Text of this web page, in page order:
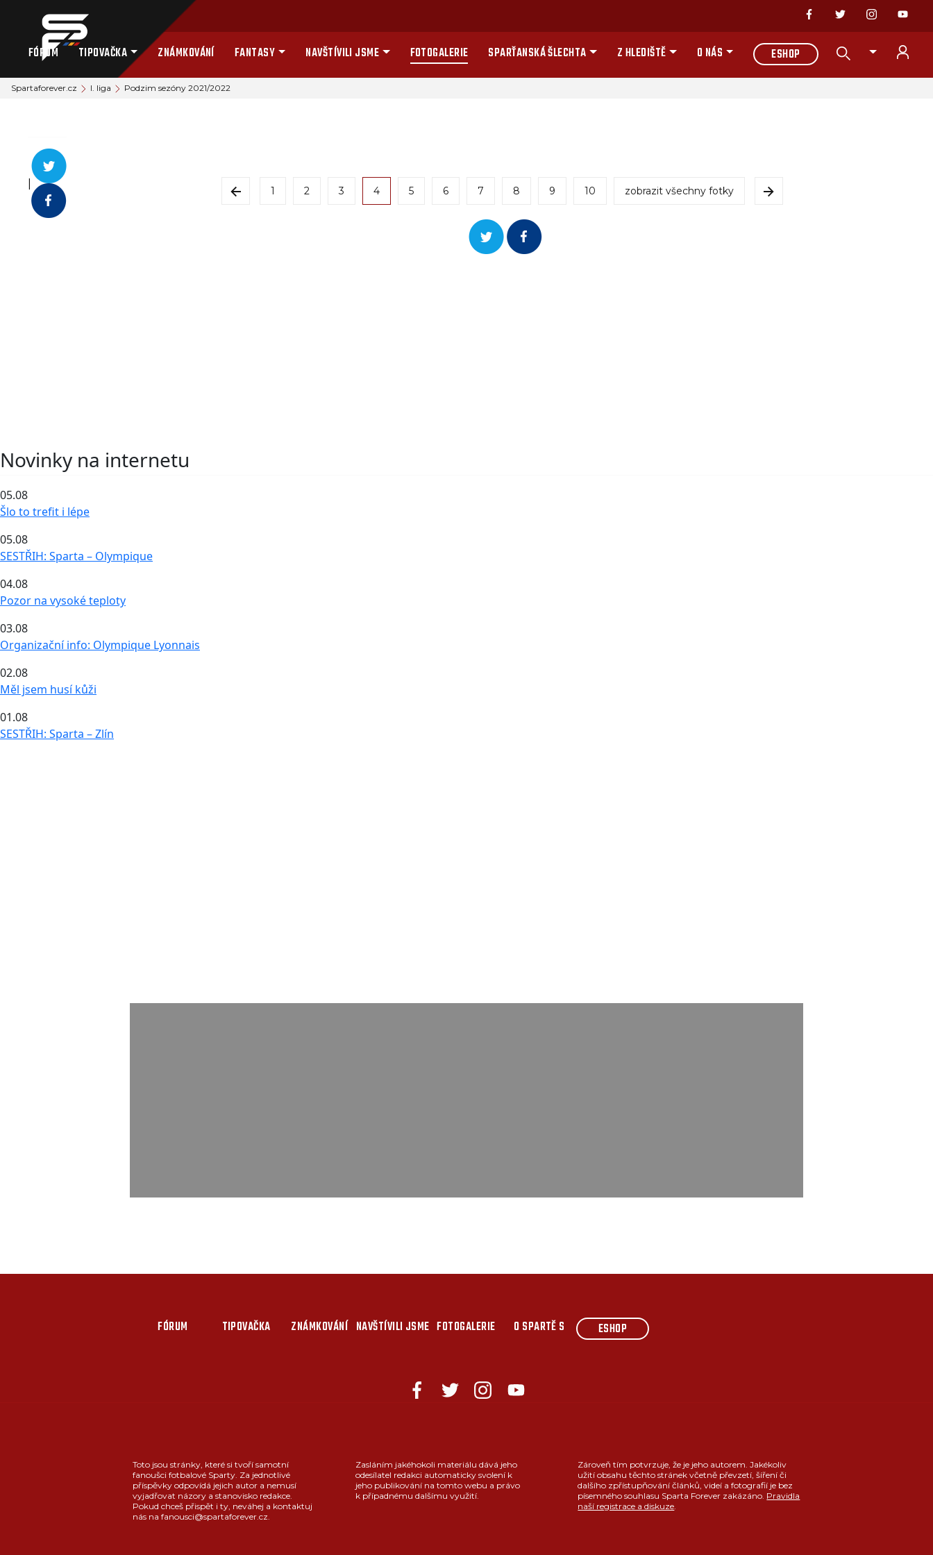
FÓRUM TIPOVAČKA ZNÁMKOVÁNÍ FANTASY NAVŠTÍVILI JSME FOTOGALERIE SPARŤANSKÁ ŠLECHTA Z HLEDIŠTĚ O NÁS ESHOP
Spartaforever.cz I. liga Podzim sezóny 2021/2022
1 2 3 4 5 6 7 8 9 10 zobrazit všechny fotky
Novinky na internetu
05.08
Šlo to trefit i lépe
05.08
SESTŘIH: Sparta – Olympique
04.08
Pozor na vysoké teploty
03.08
Organizační info: Olympique Lyonnais
02.08
Měl jsem husí kůži
01.08
SESTŘIH: Sparta – Zlín
FÓRUM TIPOVAČKA ZNÁMKOVÁNÍ NAVŠTÍVILI JSME FOTOGALERIE O SPARTĚ S ESHOP
Toto jsou stránky, které si tvoří samotní
fanoušci fotbalové Sparty. Za jednotlivé
příspěvky odpovídá jejich autor a nemusí
vyjadřovat názory a stanovisko redakce.
Pokud chceš přispět i ty, neváhej a kontaktuj
nás na fanousci@spartaforever.cz.
Zasláním jakéhokoli materiálu dává jeho
odesílatel redakci automaticky svolení k
jeho publikování na tomto webu a právo
k případnému dalšímu využití.
Zároveň tím potvrzuje, že je jeho autorem. Jakékoliv
užití obsahu těchto stránek včetně převzetí, šíření či
dalšího zpřístupňování článků, videí a fotografií je bez
písemného souhlasu Sparta Forever zakázáno. Pravidla
naší registrace a diskuze.